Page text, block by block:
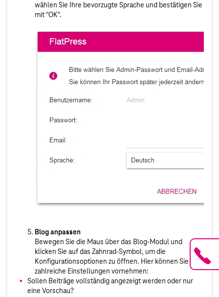
wählen Sie Ihre bevorzugte Sprache und bestätigen Sie
mit "OK".
Blog anpassen
Bewegen Sie die Maus über das Blog-Modul und
klicken Sie auf das Zahnrad-Symbol, um die
Konfigurationsoptionen zu öffnen. Hier können Sie
zahlreiche Einstellungen vornehmen:
Sollen Beiträge vollständig angezeigt werden oder nur
eine Vorschau?